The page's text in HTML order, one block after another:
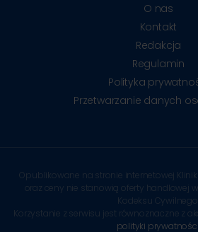
O nas
Kontakt
Redakcja
Regulamin
Polityka
Przetwarzanie danych
Opublikowane na stronie internetowej
oraz ceny nie stanowią oferty handlowej
Kodeksu Cywilnego.
Korzystanie z serwisu jest równoznaczne z
polityki prywatności